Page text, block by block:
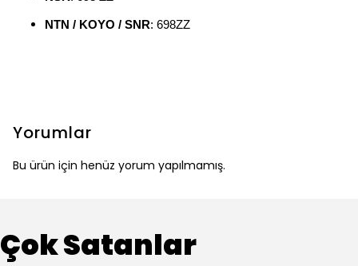
NTN / KOYO / SNR: 698ZZ
Yorumlar
Bu ürün için henüz yorum yapılmamış.
Çok Satanlar